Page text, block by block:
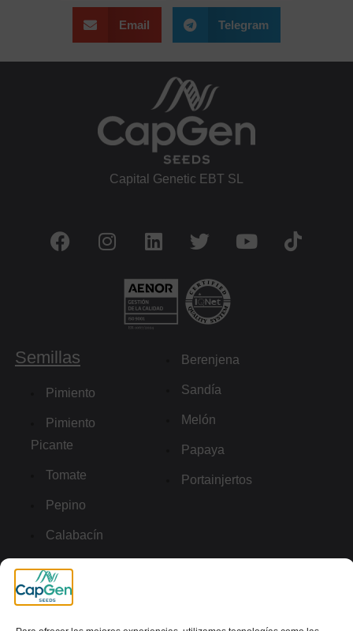
Email Telegram
Capital Genetic EBT SL
Semillas
Pimiento
Pimiento
Picante
Tomate
Pepino
Calabacín
Berenjena
Sandía
Melón
Papaya
Portainjertos
Enlaces de interés
Descargas